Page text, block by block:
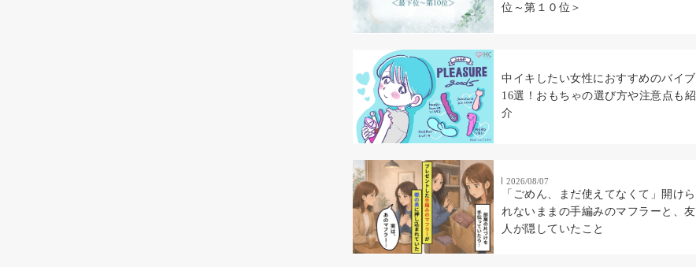
位～第１０位＞
中イキしたい女性におすすめのバイブ
16選！おもちゃの選び方や注意点も紹
介
2026/08/07
「ごめん、まだ使えてなくて」開けら
れないままの手編みのマフラーと、友
人が隠していたこと